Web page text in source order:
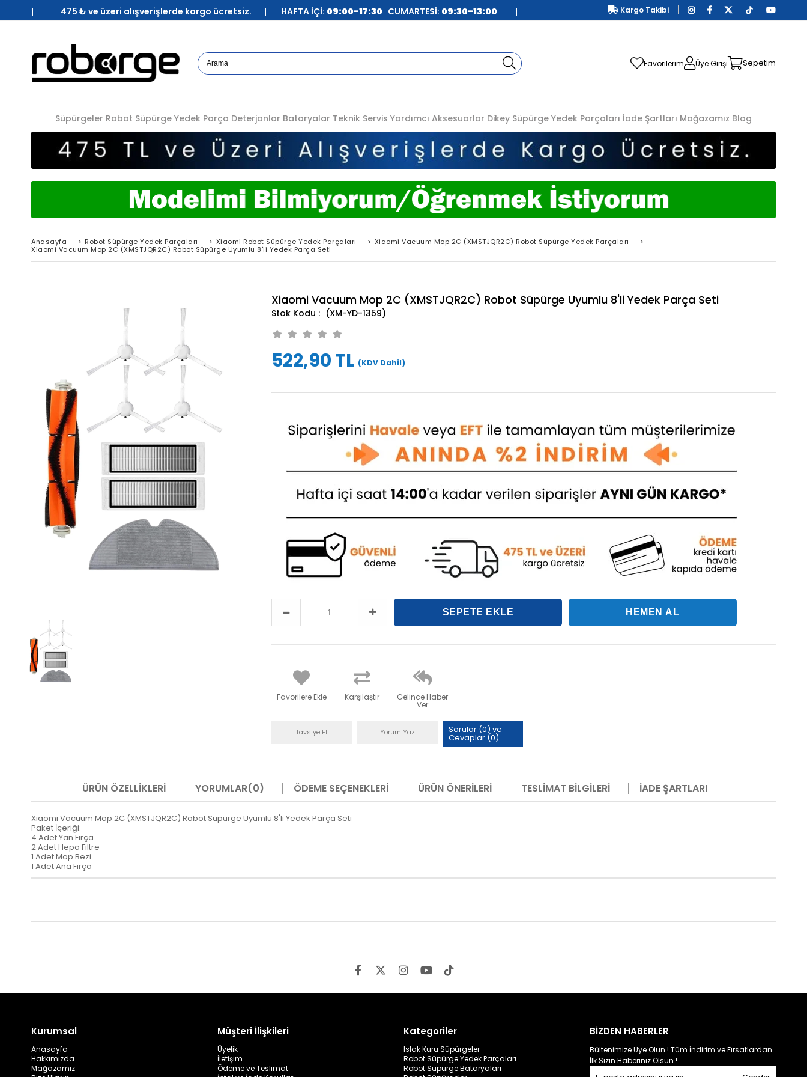
| 475 ₺ ve üzeri alışverişlerde kargo ücretsiz. | HAFTA İÇİ: 09:00-17:30 CUMARTESİ: 09:30-13:00 | Kargo Takibi
Favorilerim Üye Girişi Sepetim
Süpürgeler Robot Süpürge Yedek Parça Deterjanlar Bataryalar Teknik Servis Yardımcı Aksesuarlar Dikey Süpürge Yedek Parçaları İade Şartları Mağazamız Blog
Anasayfa > Robot Süpürge Yedek Parçaları > Xiaomi Robot Süpürge Yedek Parçaları > Xiaomi Vacuum Mop 2C (XMSTJQR2C) Robot Süpürge Yedek Parçaları
>
Xiaomi Vacuum Mop 2C (XMSTJQR2C) Robot Süpürge Uyumlu 8'li Yedek Parça Seti
Xiaomi Vacuum Mop 2C (XMSTJQR2C) Robot Süpürge Uyumlu 8'li Yedek Parça Seti
(XM-YD-1359)
522,90 TL (KDV Dahil)
Favorilere Ekle Karşılaştır Gelince Haber
Ver
Tavsiye Et Yorum Yaz Sorular (0) ve
Cevaplar (0)
ÜRÜN ÖZELLIKLERI YORUMLAR(0) ÖDEME SEÇENEKLERI ÜRÜN ÖNERILERI TESLIMAT BILGILERI İADE ŞARTLARI
Xiaomi Vacuum Mop 2C (XMSTJQR2C) Robot Süpürge Uyumlu 8'li Yedek Parça Seti
Paket İçeriği:
4 Adet Yan Fırça
2 Adet Hepa Filtre
1 Adet Mop Bezi
1 Adet Ana Fırça
Kurumsal
Anasayfa
Hakkımızda
Mağazamız
Müşteri İlişkileri
Üyelik
İletişim
Ödeme ve Teslimat
Kategoriler
Islak Kuru Süpürgeler
Robot Süpürge Yedek Parçaları
Robot Süpürge Bataryaları
BİZDEN HABERLER
Bültenimize Üye Olun ! Tüm İndirim ve Fırsatlardan
İlk Sizin Haberiniz Olsun !